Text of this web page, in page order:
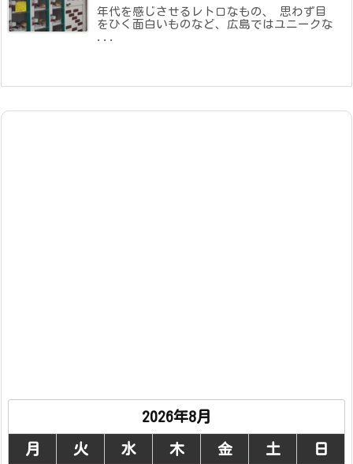
年代を感じさせるレトロなもの、 思わず目
をひく面白いものなど、広島ではユニークな
2026年8月
月 火 水 木 金 土 日